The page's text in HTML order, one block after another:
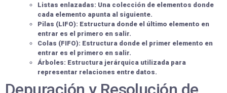
Listas enlazadas: Una colección de elementos donde
cada elemento apunta al siguiente.
Pilas (LIFO): Estructura donde el último elemento en
entrar es el primero en salir.
Colas (FIFO): Estructura donde el primer elemento en
entrar es el primero en salir.
Árboles: Estructura jerárquica utilizada para
representar relaciones entre datos.